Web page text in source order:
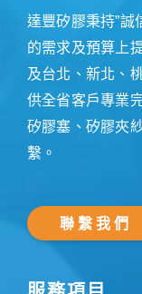
達豐矽膠秉持”誠
的需求及預算上
及台北、新北、
供全省客戶專業
矽膠塞、矽膠夾
繫。
聯繫我們